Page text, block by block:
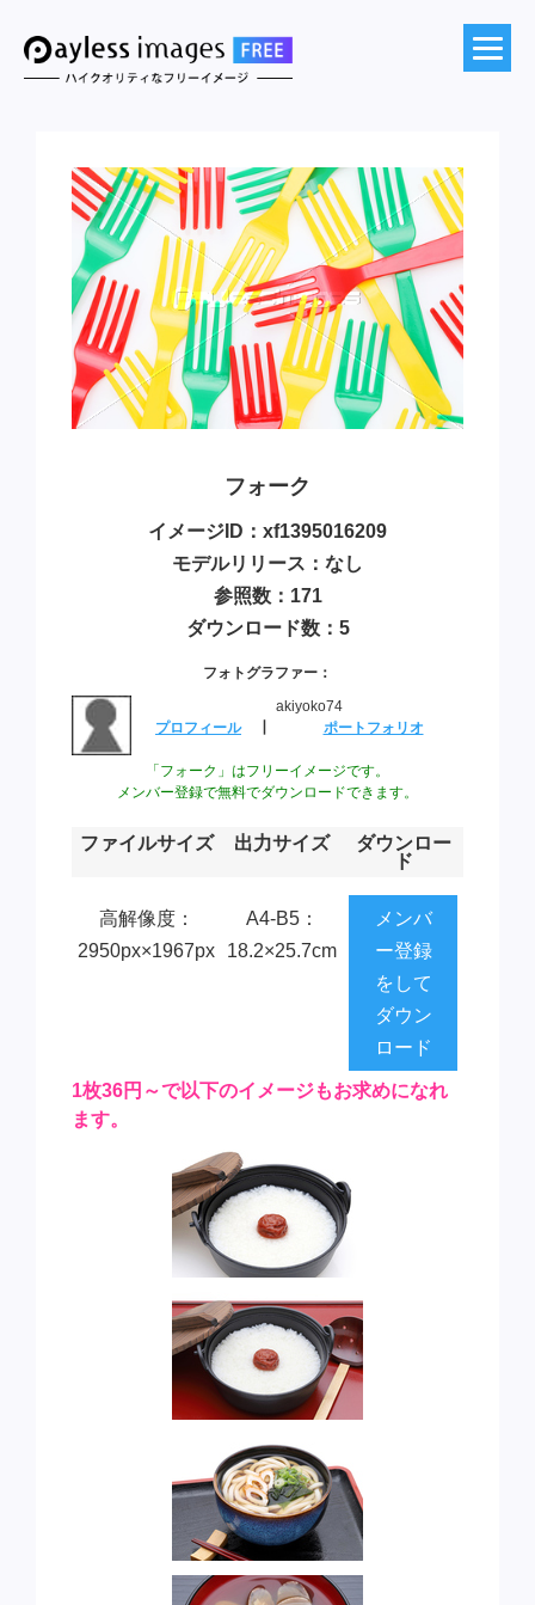
フォーク
イメージID：xf1395016209
モデルリリース：なし
参照数：171
ダウンロード数：5
フォトグラファー：
akiyoko74
プロフィール
ポートフォリオ
「フォーク」はフリーイメージです。
メンバー登録で無料でダウンロードできます。
ファイルサイズ 出力サイズ
ダウンロー
ド
高解像度：
2950px×1967px
A4-B5：
18.2×25.7cm
メンバ
ー登録
をして
ダウン
ロード
1枚36円～で以下のイメージもお求めになれ
ます。